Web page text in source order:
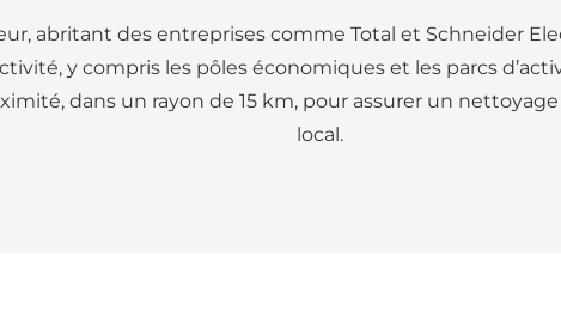
abritant des entreprises comme Total et Schneider
y compris les pôles économiques et les parcs
dans un rayon de 15 km, pour assurer un
local.